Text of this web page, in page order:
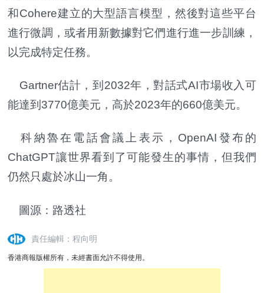
和Cohere建立的大型語言模型，然後對這些平台
進行微調，或者用新數據對它們進行進一步訓練，
以完成特定任務。
Gartner估計，到2032年，對話式AI市場收入可
能達到3770億美元，高於2023年的660億美元。
科納魯在電話會議上表示，OpenAI發布的
ChatGPT讓世界看到了可能發生的事情，但我們
仍然只處於冰山一角。
圖源：路透社
責任編輯：程向明
香港商報版權所有，未經書面允許不得使用。